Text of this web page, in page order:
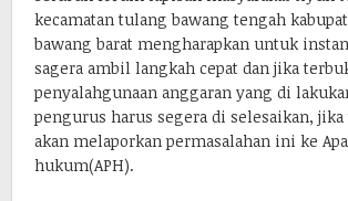
kecamatan tulang bawang tengah
bawang barat mengharapkan untuk
sagera ambil langkah cepat dan jika
penyalahgunaan anggaran yang di
pengurus harus segera di selesaikan,
akan melaporkan permasalahan ini ke
hukum(APH).